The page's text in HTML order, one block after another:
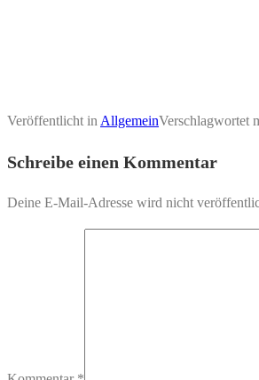
Veröffentlicht in AllgemeinVerschlagwortet
Schreibe einen Kommentar
Deine E-Mail-Adresse wird nicht